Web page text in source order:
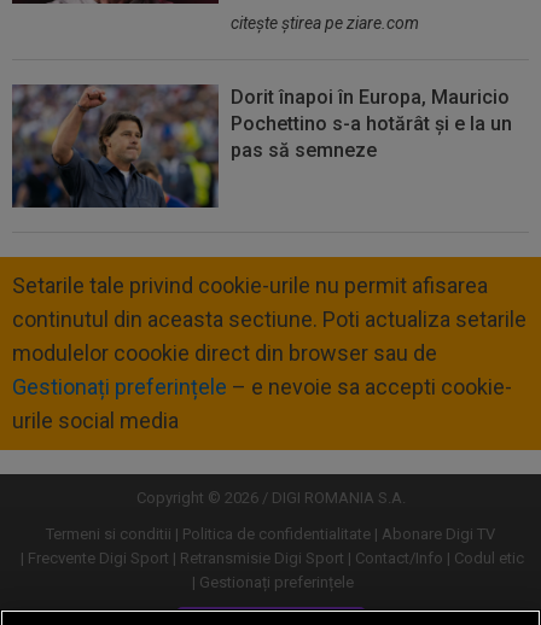
citeşte ştirea pe ziare.com
Dorit înapoi în Europa, Mauricio
Pochettino s-a hotărât și e la un
pas să semneze
Setarile tale privind cookie-urile nu permit afisarea
continutul din aceasta sectiune. Poti actualiza setarile
modulelor coookie direct din browser sau de
Gestionați preferințele – e nevoie sa accepti cookie-
urile social media
Copyright © 2026 / DIGI ROMANIA S.A.
Termeni si conditii
Politica de confidentialitate
Abonare Digi TV
Frecvente Digi Sport
Retransmisie Digi Sport Contact/Info
Codul etic
Gestionați preferințele